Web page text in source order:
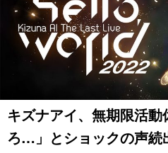
キズナアイ、無期限活
ろ…」とショックの声続